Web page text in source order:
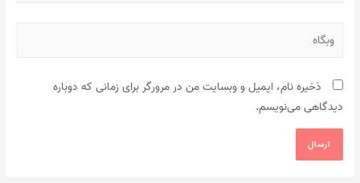
وبگاه
ذخیره نام، ایمیل و وبسایت من در مرورگر برای زمانی که دوباره
دیدگاهی می‌نویسم.